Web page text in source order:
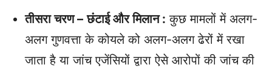
तीसरा चरण – छंटाई और मिलान : कुछ मामलों में अलग-
अलग गुणवत्ता के कोयले को अलग-अलग ढेरों में रखा
जाता है या जांच एजेंसियों द्वारा ऐसे आरोपों की जांच की